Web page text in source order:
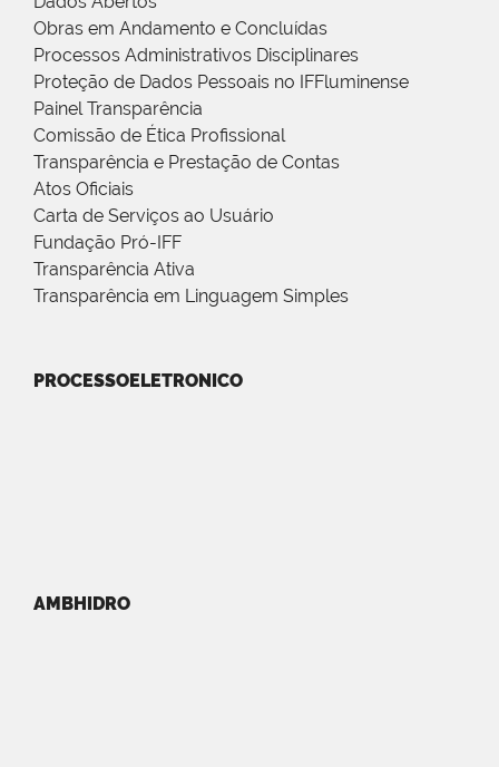
Obras em Andamento e Concluídas
Processos Administrativos Disciplinares
Proteção de Dados Pessoais no IFFluminense
Painel Transparência
Comissão de Ética Profissional
Transparência e Prestação de Contas
Atos Oficiais
Carta de Serviços ao Usuário
Fundação Pró-IFF
Transparência Ativa
Transparência em Linguagem Simples
PROCESSOELETRONICO
AMBHIDRO